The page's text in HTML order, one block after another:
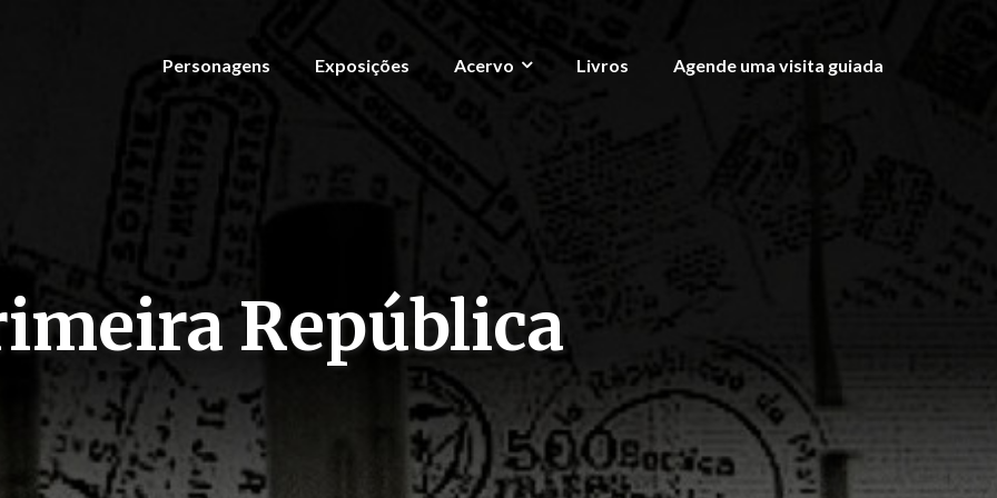
Personagens Exposições Acervo Livros Agende uma visita guiada
República